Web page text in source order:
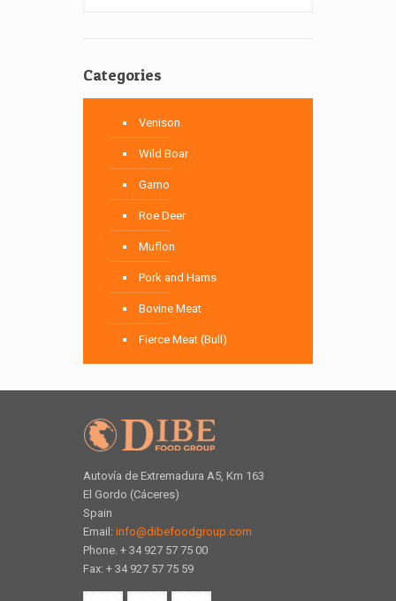
Categories
Venison
Wild Boar
Gamo
Roe Deer
Muflon
Pork and Hams
Bovine Meat
Fierce Meat (Bull)
Autovía de Extremadura A5, Km 163
El Gordo (Cáceres)
Spain
Email: info@dibefoodgroup.com
Phone. + 34 927 57 75 00
Fax: + 34 927 57 75 59